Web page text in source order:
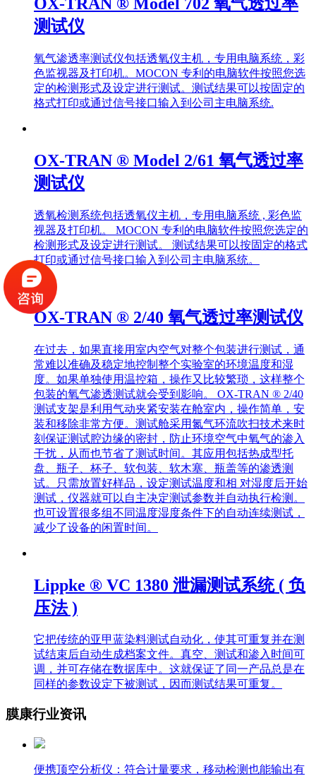
测试仪
氧气渗透率测试仪包括透氧仪主机，专用电脑系统，彩
色监视器及打印机。MOCON 专利的电脑软件按照您选
定的检测形式及设定进行测试。测试结果可以按固定的
格式打印或通过信号接口输入到公司主电脑系统.
OX-TRAN ® Model 2/61 氧气透过率
测试仪
透氧检测系统包括透氧仪主机，专用电脑系统 , 彩色监
视器及打印机。 MOCON 专利的电脑软件按照您选定的
检测形式及设定进行测试。 测试结果可以按固定的格式
打印或通过信号接口输入到公司主电脑系统。
OX-TRAN ® 2/40 氧气透过率测试仪
在过去，如果直接用室内空气对整个包装进行测试，通
常难以准确及稳定地控制整个实验室的环境温度和湿
度。如果单独使用温控箱，操作又比较繁琐，这样整个
包装的氧气渗透测试就会受到影响。 OX-TRAN ® 2/40
测试支架是利用气动夹紧安装在舱室内，操作简单，安
装和移除非常方便。测试舱采用氮气环流吹扫技术来时
刻保证测试腔边缘的密封，防止环境空气中氧气的渗入
干扰，从而也节省了测试时间。其应用包括热成型托
盘、瓶子、杯子、软包装、软木塞、瓶盖等的渗透测
试。只需放置好样品，设定测试温度和相 对湿度后开始
测试，仪器就可以自主决定测试参数并自动执行检测。
也可设置很多组不同温度湿度条件下的自动连续测试，
减少了设备的闲置时间。
Lippke ® VC 1380 泄漏测试系统 ( 负
压法 )
它把传统的亚甲蓝染料测试自动化，使其可重复并在测
试结束后自动生成档案文件。真空、测试和渗入时间可
调，并可存储在数据库中。这就保证了同一产品总是在
同样的参数设定下被测试，因而测试结果可重复。
膜康行业资讯
便携顶空分析仪：符合计量要求，移动检测也能输出有